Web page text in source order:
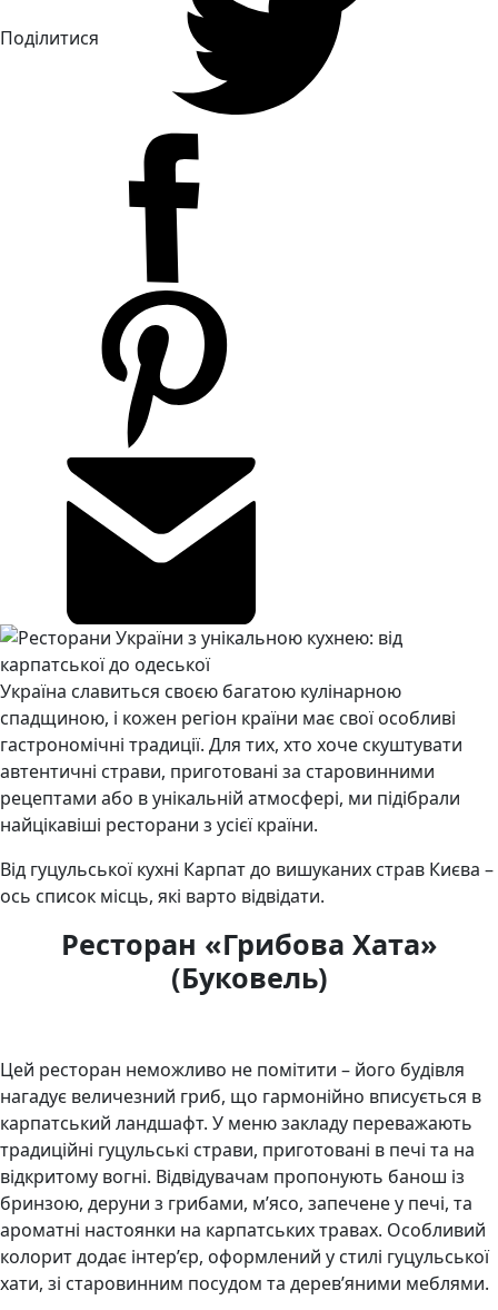
Поділитися
Україна славиться своєю багатою кулінарною
спадщиною, і кожен регіон країни має свої особливі
гастрономічні традиції. Для тих, хто хоче скуштувати
автентичні страви, приготовані за старовинними
рецептами або в унікальній атмосфері, ми підібрали
найцікавіші ресторани з усієї країни.
Від гуцульської кухні Карпат до вишуканих страв Києва –
ось список місць, які варто відвідати.
Ресторан «Грибова Хата»
(Буковель)
Цей ресторан неможливо не помітити – його будівля
нагадує величезний гриб, що гармонійно вписується в
карпатський ландшафт. У меню закладу переважають
традиційні гуцульські страви, приготовані в печі та на
відкритому вогні. Відвідувачам пропонують банош із
бринзою, деруни з грибами, м’ясо, запечене у печі, та
ароматні настоянки на карпатських травах. Особливий
колорит додає інтер’єр, оформлений у стилі гуцульської
хати, зі старовинним посудом та дерев’яними меблями.